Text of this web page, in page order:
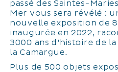
passé des Saintes-
Mer vous sera révélé :
nouvelle exposition de
inaugurée en 2022,
3000 ans d'histoire de la
la Camargue.
Plus de 500 objets